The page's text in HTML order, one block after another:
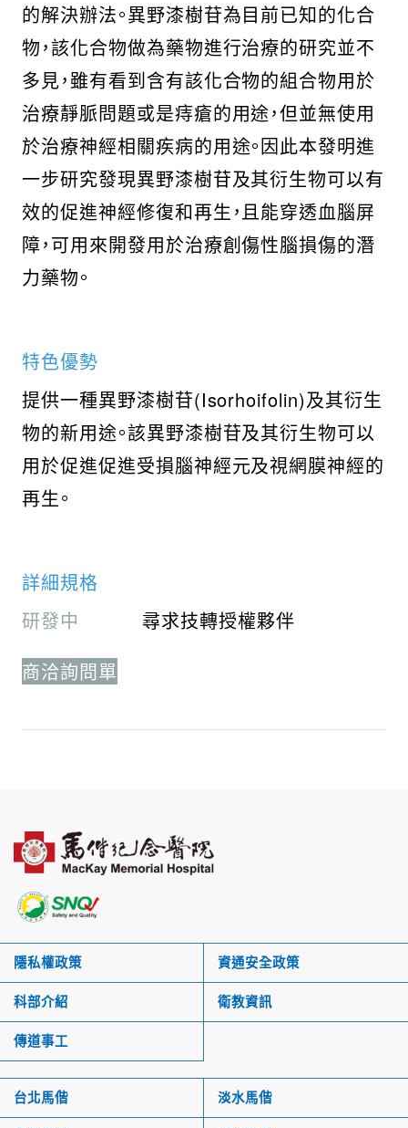
的解決辦法。異野漆樹苷為目前已知的化合
物，該化合物做為藥物進行治療的研究並不
多見，雖有看到含有該化合物的組合物用於
治療靜脈問題或是痔瘡的用途，但並無使用
於治療神經相關疾病的用途。因此本發明進
一步研究發現異野漆樹苷及其衍生物可以有
效的促進神經修復和再生，且能穿透血腦屏
障，可用來開發用於治療創傷性腦損傷的潛
力藥物。
特色優勢
提供一種異野漆樹苷(Isorhoifolin)及其衍生
物的新用途。該異野漆樹苷及其衍生物可以
用於促進促進受損腦神經元及視網膜神經的
再生。
詳細規格
研發中
尋求技轉授權夥伴
商洽詢問單
隱私權政策 資通安全政策
科部介紹 衛教資訊
傳道事工
台北馬偕 淡水馬偕